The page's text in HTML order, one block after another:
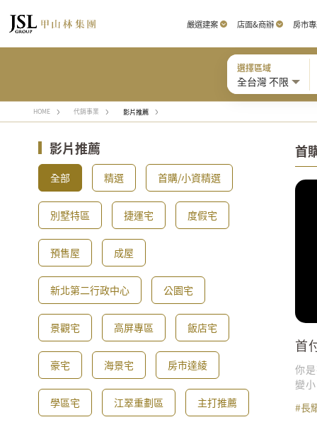
嚴選建案 店面&商辦 房市
選擇區域
全台灣 不限
HOME 代銷事業 影片推薦
影片推薦
全部 精選 首購/小資精選
別墅特區 捷運宅 度假宅
預售屋 成屋
新北第二行政中心 公園宅
景觀宅 高屏專區 飯店宅
豪宅 海景宅 房市達綾
學區宅 江翠重劃區 主打推薦
首
首
池
你
變
苦
#長